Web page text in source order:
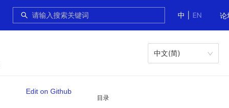
中
EN 论
中文(简)
目录
Edit on Github